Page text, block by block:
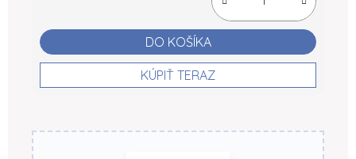
DO KOŠÍKA
KÚPIŤ TERAZ